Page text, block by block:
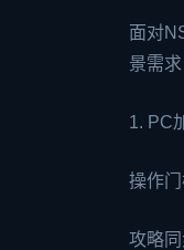
面对
景需求
1. PC
操作
攻略